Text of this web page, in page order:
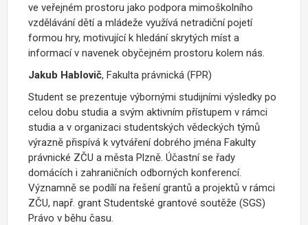
ve veřejném prostoru jako podpora mimoškolního
vzdělávání dětí a mládeže využívá netradiční pojetí
formou hry, motivující k hledání skrytých míst a
informací v navenek obyčejném prostoru kolem nás.
Jakub Hablovič, Fakulta právnická (FPR)
Student se prezentuje výbornými studijními výsledky po
celou dobu studia a svým aktivním přístupem v rámci
studia a v organizaci studentských vědeckých týmů
výrazně přispívá k vytváření dobrého jména Fakulty
právnické ZČU a města Plzně. Účastní se řady
domácích i zahraničních odborných konferencí.
Významně se podílí na řešení grantů a projektů v rámci
ZČU, např. grant Studentské grantové soutěže (SGS)
Právo v běhu času.